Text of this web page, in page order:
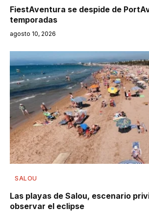
FiestAventura se despide de
temporadas
agosto 10, 2026
SALOU
Las playas de Salou, escenario
observar el eclipse